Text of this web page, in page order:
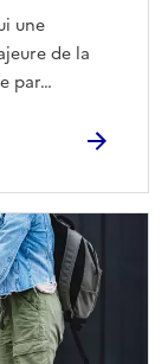
une
de la
par…